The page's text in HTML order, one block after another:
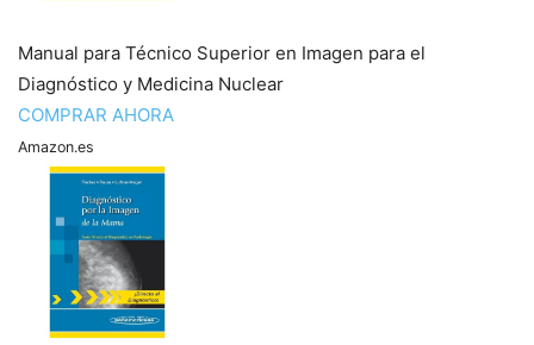
Manual para Técnico Superior en Imagen para el
Diagnóstico y Medicina Nuclear
COMPRAR AHORA
Amazon.es